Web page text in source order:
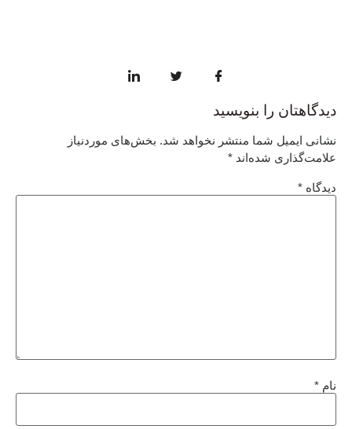
دیدگاهتان را بنویسید
نشانی ایمیل شما منتشر نخواهد شد. بخش‌های موردنیاز
علامت‌گذاری شده‌اند *
دیدگاه *
نام *